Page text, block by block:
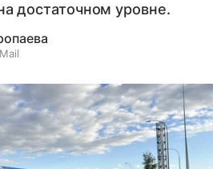
достаточном уровне.